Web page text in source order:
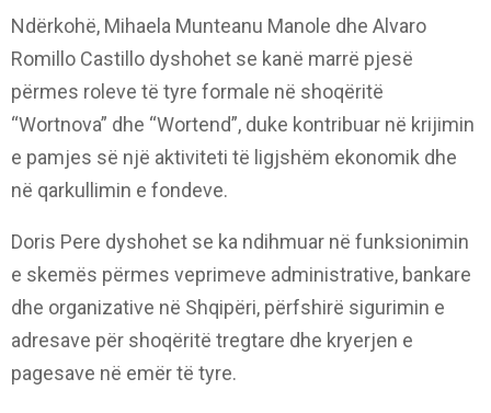
Ndërkohë, Mihaela Munteanu Manole dhe Alvaro
Romillo Castillo dyshohet se kanë marrë pjesë
përmes roleve të tyre formale në shoqëritë
“Wortnova” dhe “Wortend”, duke kontribuar në krijimin
e pamjes së një aktiviteti të ligjshëm ekonomik dhe
në qarkullimin e fondeve.
Doris Pere dyshohet se ka ndihmuar në funksionimin
e skemës përmes veprimeve administrative, bankare
dhe organizative në Shqipëri, përfshirë sigurimin e
adresave për shoqëritë tregtare dhe kryerjen e
pagesave në emër të tyre.